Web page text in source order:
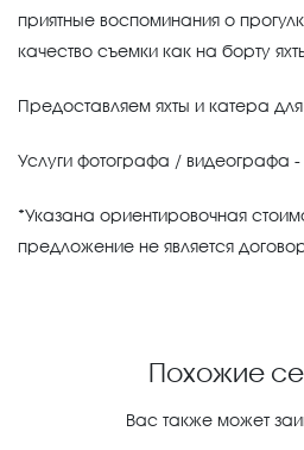
приятные воспоминания о
качество съемки как на борту
Предоставляем яхты и катера
Услуги фотографа / видеографа -
*Указана ориентировочная
предложение не является
Похожие
Вас также может